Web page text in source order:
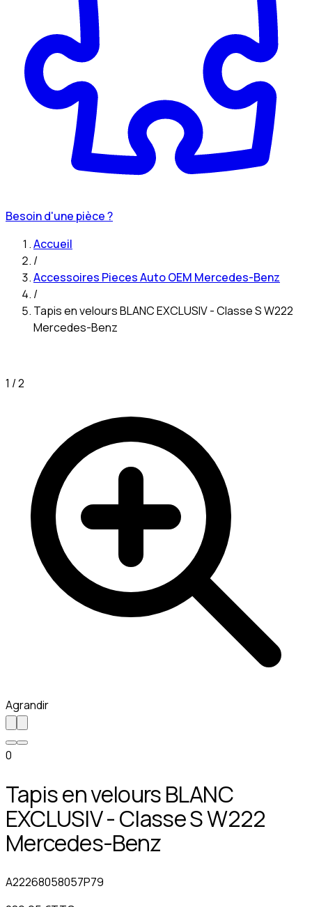
Besoin d'une pièce ?
Accueil
/
Accessoires Pieces Auto OEM Mercedes-Benz
/
Tapis en velours BLANC EXCLUSIV - Classe S W222
Mercedes-Benz
1 /2
Agrandir
0
Tapis en velours BLANC
EXCLUSIV - Classe S W222
Mercedes-Benz
A22268058057P79